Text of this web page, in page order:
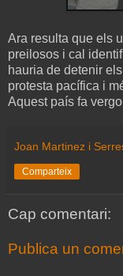
Ara resulta que els
preilosos i cal
hauria de detenir
protesta pacífica i
Aquest país fa
Joan Martinez i
Comparteix
Cap comentari:
Publica un